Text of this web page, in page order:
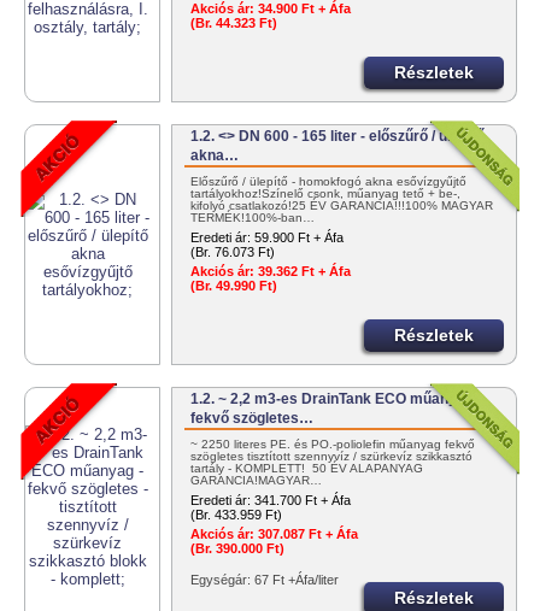
Akciós ár: 34.900 Ft + Áfa
(Br. 44.323 Ft)
Részletek
1.2. <> DN 600 - 165 liter - előszűrő / ülepítő
akna…
Előszűrő / ülepítő - homokfogó akna esővízgyűjtő
tartályokhoz!Színelő csonk, műanyag tető + be-,
kifolyó csatlakozó!25 ÉV GARANCIA!!!100% MAGYAR
TERMÉK!100%-ban…
Eredeti ár: 59.900 Ft + Áfa
(Br. 76.073 Ft)
Akciós ár: 39.362 Ft + Áfa
(Br. 49.990 Ft)
Részletek
1.2. ~ 2,2 m3-es DrainTank ECO műanyag -
fekvő szögletes…
~ 2250 literes PE. és PO.-poliolefin műanyag fekvő
szögletes tisztított szennyvíz / szürkevíz szikkasztó
tartály - KOMPLETT! 50 ÉV ALAPANYAG
GARANCIA!MAGYAR…
Eredeti ár: 341.700 Ft + Áfa
(Br. 433.959 Ft)
Akciós ár: 307.087 Ft + Áfa
(Br. 390.000 Ft)
Egységár: 67 Ft +Áfa/liter
Részletek